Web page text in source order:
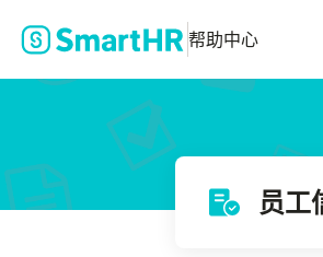
帮助中心
员工